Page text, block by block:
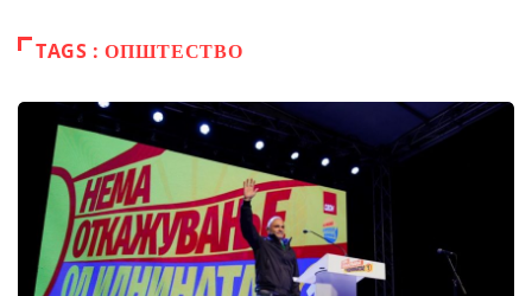
TAGS : ОПШТЕСТВО